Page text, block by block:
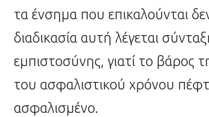
τα ένσημα που επικαλούνται
διαδικασία αυτή λέγεται
εμπιστοσύνης, γιατί το βάρος
του ασφαλιστικού χρόνου
ασφαλισμένο.